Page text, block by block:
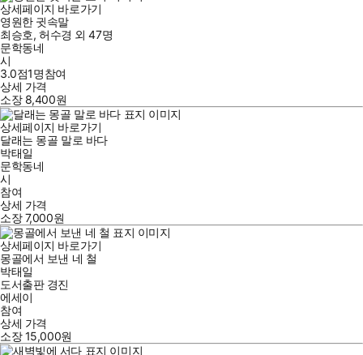
상세페이지 바로가기
영원한 귓속말
최승호, 허수경 외47명
문학동네
시
3.0점1명참여
상세 가격
소장 8,400원
상세페이지 바로가기
달래는 몽골 말로 바다
박태일
문학동네
시
참여
상세 가격
소장7,000원
상세페이지 바로가기
몽골에서 보낸 네 철
박태일
도서출판 경진
에세이
참여
상세 가격
소장15,000원